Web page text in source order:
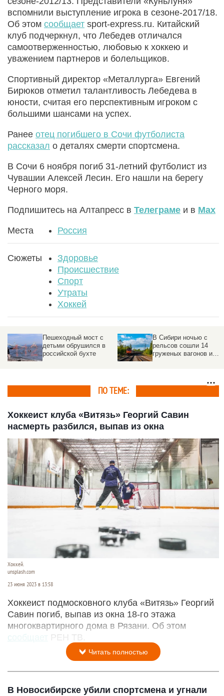
вспомнили выступление игрока в сезоне-2017/18.
Об этом сообщает sport-express.ru. Китайский
клуб подчеркнул, что Лебедев отличался
самоотверженностью, любовью к хоккею и
уважением партнеров и болельщиков.
Спортивный директор «Металлурга» Евгений
Бирюков отметил талантливость Лебедева в
юности, считая его перспективным игроком с
большими шансами на успех.
Ранее отец погибшего в Сочи футболиста
рассказал о деталях смерти спортсмена.
В Сочи 6 ноября погиб 31-летний футболист из
Чувашии Алексей Лесин. Его нашли на берегу
Черного моря.
Подпишитесь на Алтапресс в Телеграме и в Max
Места Россия
Сюжеты
Здоровье
Происшествие
Спорт
Утраты
Хоккей
Отдых на свежем
водороде. Какие
технологии внедряют в
Что делать, чтобы
трава оставалась
лекарственной
ПО ТЕМЕ:
Хоккеист клуба «Витязь» Георгий Савин
насмерть разбился, выпав из окна
Хоккей.
unsplash.com
23 июня 2023 в 13:58
Хоккеист подмосковного клуба «Витязь» Георгий
Савин погиб, выпав из окна 18-го этажа
многоквартирного дома в Рязани. Об этом
сообщает
РЕН ТВ.
Читать полностью
В Новосибирске убили спортсмена и угнали